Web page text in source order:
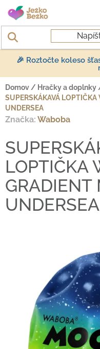
Prejsť na obsah
🎉 Roztočte koleso
Domov / Hračky a doplnky
SUPERSKÁKAVÁ
UNDERSEA
LOPTIČKA
UNDERSEA
Značka: Waboba